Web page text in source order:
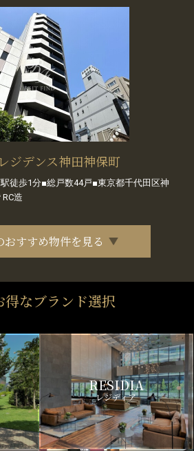
ジデンス神田神保町
徒歩1分■総戸数44戸■東京都千代田区神
造
おすすめ物件を見る
得なブランド選択
RESIDIA
レジディア